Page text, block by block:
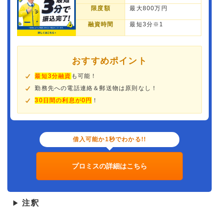
限度額 最大800万円
融資時間 最短3分※1
おすすめポイント
最短3分融資 も可能！
勤務先への電話連絡＆郵送物は原則なし！
30日間の利息が0円 ！
借入可能か1秒でわかる!!
プロミスの詳細はこちら
▶ 注釈